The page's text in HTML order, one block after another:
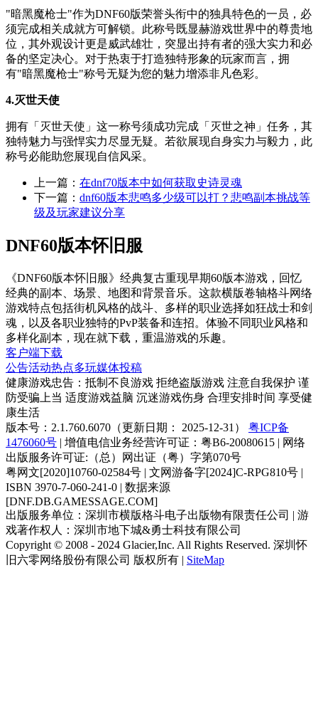
"暗黑魔枪士"作为DNF60版荣誉头衔中的独具特色的一员，必
须完成相关成就方可解锁。此称号既显赫游戏世界中的尊贵地
位，其外观设计更是威武雄壮，突显出持有者的强大实力和必
备的坚定决心。对于热衷于打造独特形象的玩家而言，拥
有"暗黑魔枪士"称号无疑为您的魅力增添非凡色彩。
4.灭世天使
拥有「灭世天使」这一称号须成功完成「灭世之神」任务，其
独特魅力与强悍实力尽显无疑。若欲展现自身实力与毅力，此
称号必能助您展现自信风采。
上一篇： 在dnf70版本中如何获取史诗灵魂
下一篇： dnf60版本悲鸣多少级可以打？悲鸣副本挑战等
级及玩家建议分享
DNF60版本怀旧服
《DNF60版本怀旧服》经典复古重现早期60版本游戏，回忆
经典的副本、场景、地图和背景音乐。这款横版卷轴格斗网络
游戏特点包括街机风格的战斗、多样的职业选择如狂战士和剑
魂，以及各职业独特的PvP装备和连招。体验不同职业风格和
多样化副本，现在就下载，重温游戏的乐趣。
客户端下载
公告活动热点多玩媒体投稿
健康游戏忠告：抵制不良游戏 拒绝盗版游戏 注意自我保护 谨
防受骗上当 适度游戏益脑 沉迷游戏伤身 合理安排时间 享受健
康生活
版本号：2.1.760.6070（更新日期： 2025-12-31）
粤ICP备
1476060号 | 增值电信业务经营许可证：粤B6-20080615 | 网络
出版服务许可证:（总）网出证（粤）字第070号
粤网文[2020]10760-02584号 | 文网游备字[2024]C-RPG810号 |
ISBN 3970-7-060-241-0 | 数据来源
[DNF.DB.GAMESSAGE.COM]
出版服务单位：深圳市横版格斗电子出版物有限责任公司 | 游
戏著作权人：深圳市地下城&勇士科技有限公司
Copyright © 2008 - 2024 Glacier,Inc. All Rights Reserved. 深圳怀
旧六零网络股份有限公司 版权所有 | SiteMap